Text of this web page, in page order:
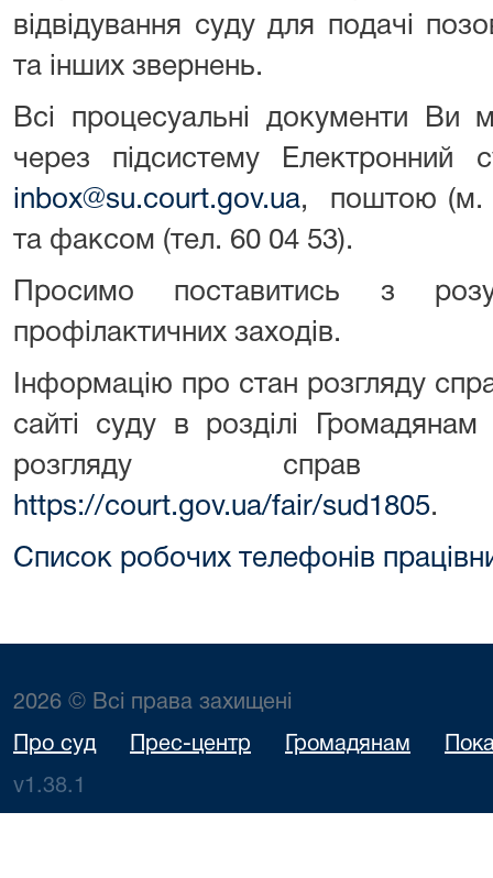
відвідування суду для подачі
та інших звернень.
Всі процесуальні документи Ви
через підсистему
inbox@su.court.gov.ua, поштою (м.
та факсом (тел. 60 04 53).
Просимо поставитись з
профілактичних заходів.
Інформацію про стан розгляду
сайті суду в розділі
розгляду справ
https://court.gov.ua/fair/sud1805.
Список робочих телефонів
2026 © Всі права захищені
Про суд Прес-центр Громадянам
v1.38.1